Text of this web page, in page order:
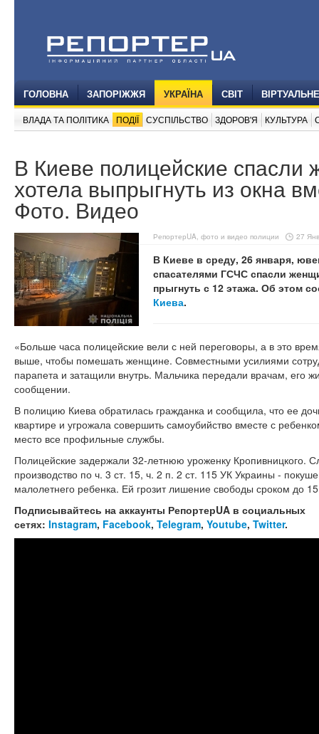
ГОЛОВНА ЗАПОРІЖЖЯ УКРАЇНА СВІТ
ВЛАДА ТА ПОЛІТИКА ПОДІЇ СУСПІЛЬСТВО ЗДОРОВ'Я КУЛЬТУРА
В Киеве полицейские спасли
хотела выпрыгнуть из окна
Фото. Видео
РепортерUA, фото и видео полиции 27
В Киеве в среду, 26 января,
спасателями ГСЧС спасли
прыгнуть с 12 этажа. Об этом
Киева.
«Больше часа полицейские вели с ней переговоры, а в это
выше, чтобы помешать женщине. Совместными усилиями
парапета и затащили внутрь. Мальчика передали врачам, его
сообщении.
В полицию Киева обратилась гражданка и сообщила, что ее
квартире и угрожала совершить самоубийство вместе с
место все профильные службы.
Полицейские задержали 32-летнюю уроженку Кропивницкого.
производство по ч. 3 ст. 15, ч. 2 п. 2 ст. 115 УК Украины -
малолетнего ребенка. Ей грозит лишение свободы сроком до
Подписывайтесь на аккаунты РепортерUA в социальных
сетях: Instagram, Facebook, Telegram, Youtube, Twitter.